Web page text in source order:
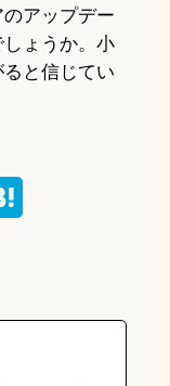
アップデー
しょうか。小
と信じてい
e